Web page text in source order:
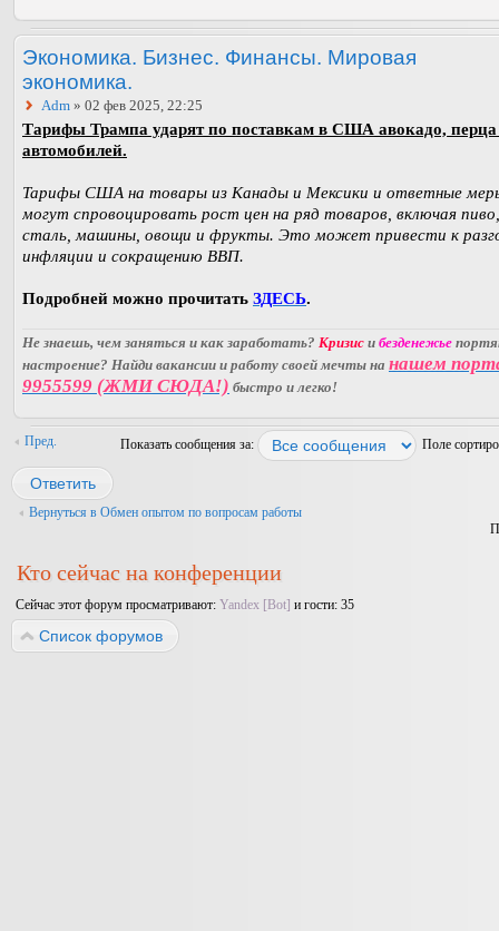
Экономика. Бизнес. Финансы. Мировая
экономика.
Adm » 02 фев 2025, 22:25
Тарифы Трампа ударят по поставкам в США авокадо,
автомобилей.
Тарифы США на товары из Канады и Мексики и ответные
могут спровоцировать рост цен на ряд товаров, включая
сталь, машины, овощи и фрукты. Это может привести к
инфляции и сокращению ВВП.
Подробней можно прочитать ЗДЕСЬ.
Не знаешь, чем заняться и как заработать? Кризис и безденежье
настроение? Найди вакансии и работу своей мечты на нашем
9955599 (ЖМИ СЮДА!) быстро и легко!
Пред. Показать сообщения за: Поле
Ответить
Вернуться в Обмен опытом по вопросам работы
Кто сейчас на конференции
Сейчас этот форум просматривают: Yandex [Bot] и гости: 35
Список форумов